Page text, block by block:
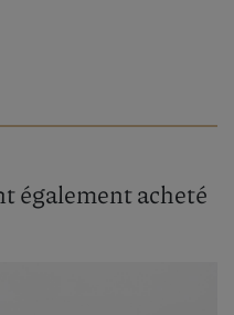
également acheté